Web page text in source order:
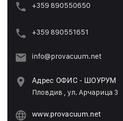
+359 890550650
+359 890551651
info@provacuum.net
Адрес ОФИС - ШОУРУМ
Пловдив , ул. Арчарица 3
www.provacuum.net